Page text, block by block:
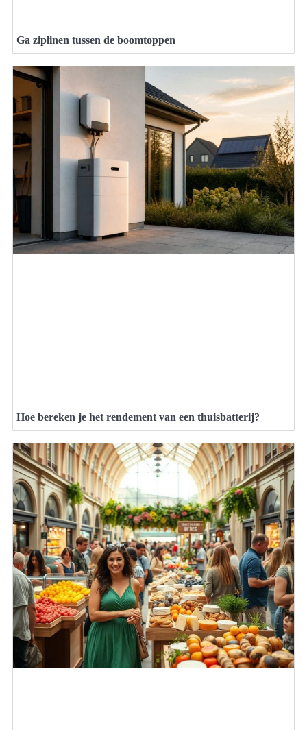
Ga ziplinen tussen de boomtoppen
Hoe bereken je het rendement van een thuisbatterij?